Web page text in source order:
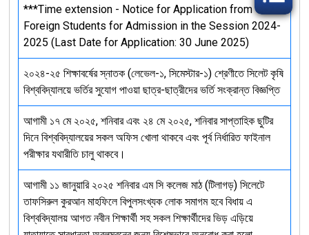
***Time extension - Notice for Application from
Foreign Students for Admission in the Session 2024-
2025 (Last Date for Application: 30 June 2025)
২০২৪-২৫ শিক্ষাবর্ষের স্নাতক (লেভেল-১, সিমেস্টার-১) শ্রেণীতে সিলেট কৃষি
বিশ্ববিদ্যালয়ে ভর্তির সুযোগ পাওয়া ছাত্র-ছাত্রীদের ভর্তি সংক্রান্ত বিজ্ঞপ্তি
আগামী ১৭ মে ২০২৫, শনিবার এবং ২৪ মে ২০২৫, শনিবার সাপ্তাহিক ছুটির
দিনে বিশ্ববিদ্যালয়ের সকল অফিস খোলা থাকবে এবং পূর্ব নির্ধারিত ফাইনাল
পরীক্ষার যথারীতি চালু থাকবে।
আগামী ১১ জানুয়ারি ২০২৫ শনিবার এম সি কলেজ মাঠ (টিলাগড়) সিলেটে
তাফসিরুল কুরআন মাহফিলে বিপুলসংখ্যক লোক সমাগম হবে বিধায় এ
বিশ্ববিদ্যালয় আগত নবীন শিক্ষার্থী সহ সকল শিক্ষার্থীদের ভিড় এড়িয়ে